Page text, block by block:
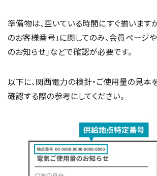
準備物は、空いている時間にすぐ揃います
のお客様番号」に関してのみ、会員ページ
のお知らせ」などで確認が必要です。
以下に、関西電力の検針・ご使用量の見本
確認する際の参考にしてください。